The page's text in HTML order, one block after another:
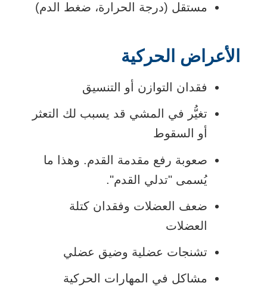
مستقل (درجة الحرارة، ضغط الدم)
الأعراض الحركية
فقدان التوازن أو التنسيق
تغيُّر في المشي قد يسبب لك التعثر
أو السقوط
صعوبة رفع مقدمة القدم. وهذا ما
يُسمى "تدلي القدم".
ضعف العضلات وفقدان كتلة
العضلات
تشنجات عضلية وضيق عضلي
مشاكل في المهارات الحركية